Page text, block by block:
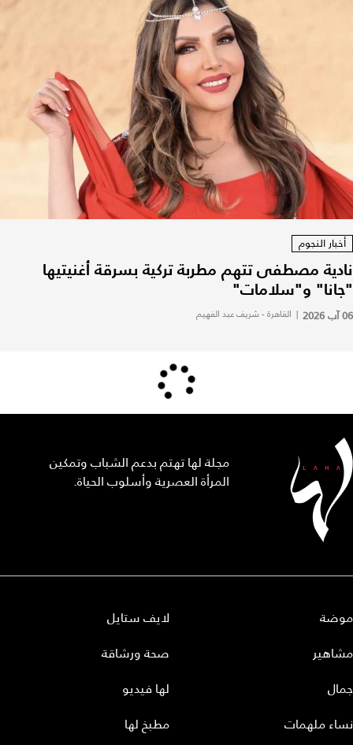
أخبار النجوم
نادية مصطفى تتهم مطربة تركية بسرقة أغنيتيها
"جانا" و"سلامات"
06 آب 2026 | القاهرة - شريف عبد الفهيم
مجلة لها تهتم بدعم الشباب وتمكين
المرأة العصرية وأسلوب الحياة.
موضة
مشاهير
جمال
نساء ملهمات
لايف ستايل
صحة ورشاقة
لها فيديو
مطبخ لها